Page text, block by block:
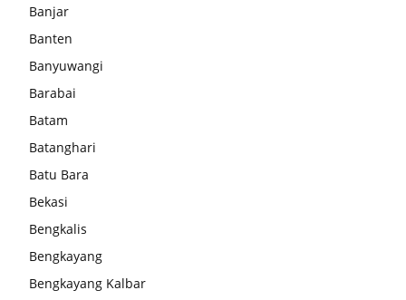
Banjar
Banten
Banyuwangi
Barabai
Batam
Batanghari
Batu Bara
Bekasi
Bengkalis
Bengkayang
Bengkayang Kalbar